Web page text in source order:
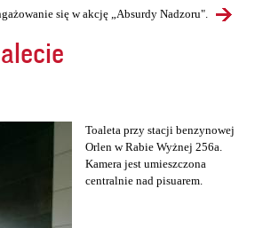
się w akcję „Absurdy Nadzoru".
Toaleta przy stacji benzynowej
Orlen w Rabie Wyżnej 256a.
Kamera jest umieszczona
centralnie nad pisuarem.